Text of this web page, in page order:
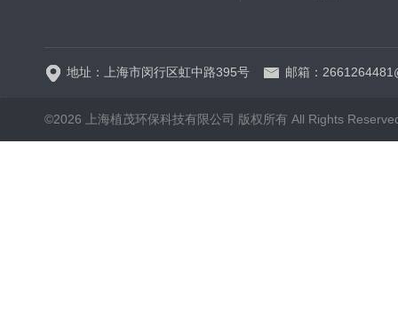
地址：上海市闵行区虹中路395号 邮箱：
©2026 上海植茂环保科技有限公司 版权所有 All Rights